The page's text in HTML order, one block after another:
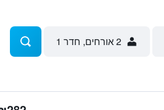
2 אורחים, חדר 1